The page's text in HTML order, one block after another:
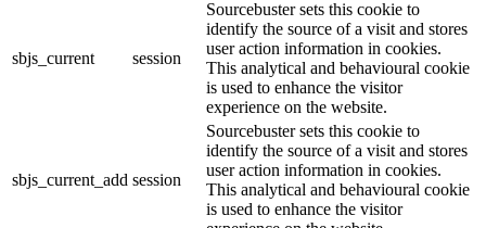
sbjs_current session
Sourcebuster sets this cookie to
identify the source of a visit and stores
user action information in cookies.
This analytical and behavioural cookie
is used to enhance the visitor
experience on the website.
sbjs_current_add session
Sourcebuster sets this cookie to
identify the source of a visit and stores
user action information in cookies.
This analytical and behavioural cookie
is used to enhance the visitor